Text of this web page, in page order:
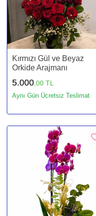
Kırmızı Gül ve Beyaz
Orkide Arajmanı
5.000,00 TL
Aynı Gün Ücretsiz Teslimat